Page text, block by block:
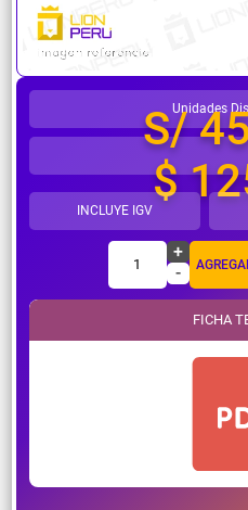
Unidades
S/
$
INCLUYE IGV
1
+
-
FICHA